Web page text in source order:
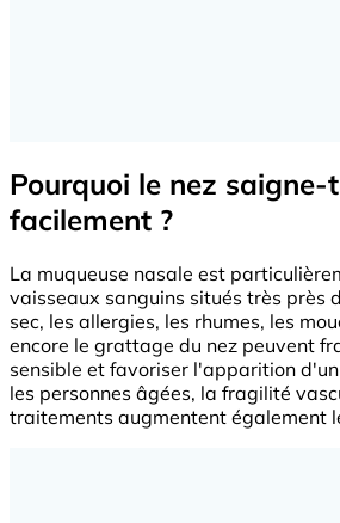
Pourquoi le nez saigne-
facilement ?
La muqueuse nasale est
vaisseaux sanguins situés très près
sec, les allergies, les rhumes, les
encore le grattage du nez peuvent
sensible et favoriser l'apparition
les personnes âgées, la fragilité
traitements augmentent également